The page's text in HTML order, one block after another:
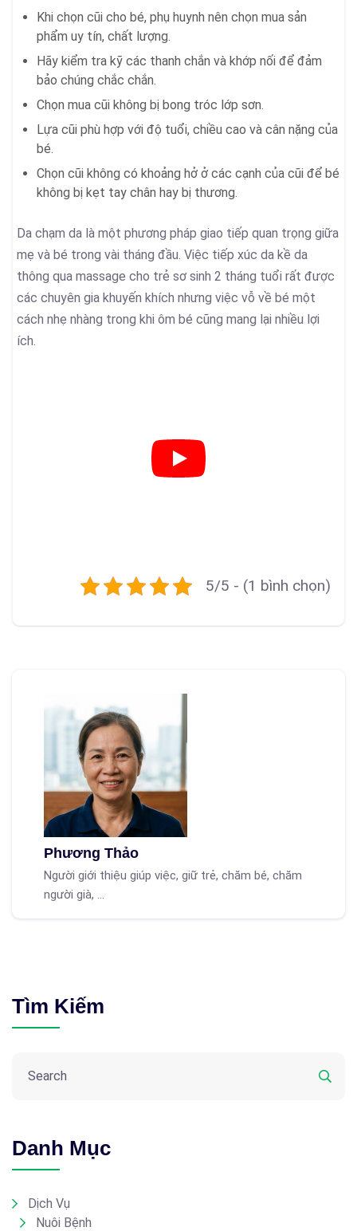
Khi chọn cũi cho bé, phụ huynh nên chọn mua sản
phẩm uy tín, chất lượng.
Hãy kiểm tra kỹ các thanh chắn và khớp nối để đảm
bảo chúng chắc chắn.
Chọn mua cũi không bị bong tróc lớp sơn.
Lựa cũi phù hợp với độ tuổi, chiều cao và cân nặng của
bé.
Chọn cũi không có khoảng hở ở các cạnh của cũi để bé
không bị kẹt tay chân hay bị thương.
Da chạm da là một phương pháp giao tiếp quan trọng giữa
mẹ và bé trong vài tháng đầu. Việc tiếp xúc da kề da
thông qua massage cho trẻ sơ sinh 2 tháng tuổi rất được
các chuyên gia khuyến khích nhưng việc vỗ về bé một
cách nhẹ nhàng trong khi ôm bé cũng mang lại nhiều lợi
ích.
5/5 - (1 bình chọn)
Phương Thảo
Người giới thiệu giúp việc, giữ trẻ, chăm bé, chăm
người già, ...
Tìm Kiếm
Danh Mục
Dịch Vụ
Nuôi Bệnh